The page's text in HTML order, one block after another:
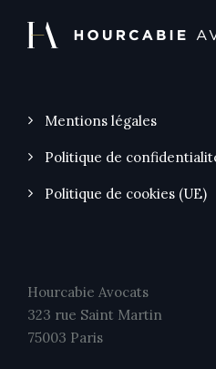
Mentions légales
Politique de
Politique de cookies (UE)
Hourcabie Avocats
323 rue Saint Martin
75003 Paris